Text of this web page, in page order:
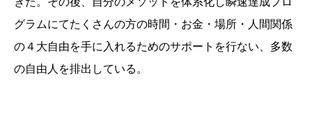
グラムにてたくさんの方の時間・お金・場所・人間関係
の４大自由を手に入れるためのサポートを行ない、多数
の自由人を排出している。